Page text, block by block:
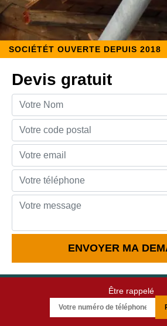
SOCIÉTÉT OUVERTE DEPUIS 2018
Devis gratuit
Être rappelé